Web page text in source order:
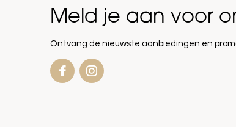
Meld je aan voor
Ontvang de nieuwste aanbiedingen en